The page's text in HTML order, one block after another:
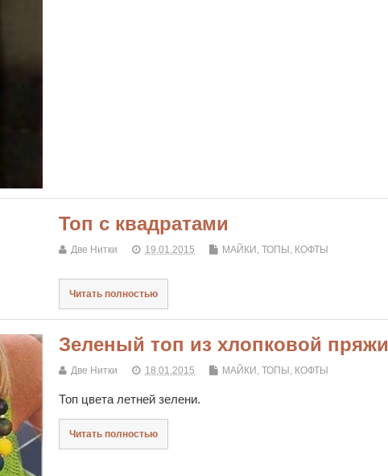
Топ с квадратами
Две Нитки 19.01.2015 МАЙКИ, ТОПЫ, КОФТЫ
Читать полностью
Зеленый топ из хлопковой пряжи
Две Нитки 18.01.2015 МАЙКИ, ТОПЫ, КОФТЫ
Топ цвета летней зелени.
Читать полностью